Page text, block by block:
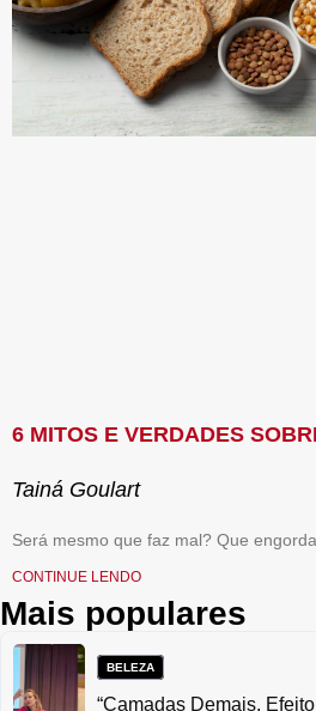
6 MITOS E VERDADES
Tainá Goulart
Será mesmo que faz mal? Que
CONTINUE LENDO
Mais populares
BELEZA
“Camadas Demais,